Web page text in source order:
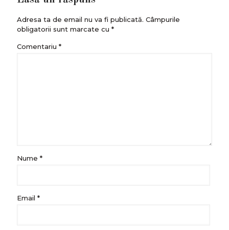
Adresa ta de email nu va fi publicată. Câmpurile
obligatorii sunt marcate cu *
Comentariu *
Nume *
Email *